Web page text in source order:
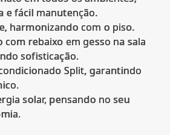
e fácil manutenção.
harmonizando com o piso.
com rebaixo em gesso na sala
sofisticação.
Split, garantindo
solar, pensando no seu